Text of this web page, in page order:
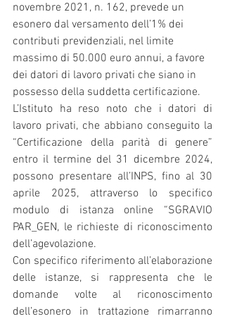
novembre 2021, n. 162, prevede un
esonero dal versamento dell’1% dei
contributi previdenziali, nel limite
massimo di 50.000 euro annui, a favore
dei datori di lavoro privati che siano in
possesso della suddetta certificazione.
L’Istituto ha reso noto che i datori di
lavoro privati, che abbiano conseguito la
“Certificazione della parità di genere”
entro il termine del 31 dicembre 2024,
possono presentare all’INPS, fino al 30
aprile 2025, attraverso lo specifico
modulo di istanza online “SGRAVIO
PAR_GEN, le richieste di riconoscimento
dell’agevolazione.
Con specifico riferimento all’elaborazione
delle istanze, si rappresenta che le
domande volte al riconoscimento
dell’esonero in trattazione rimarranno